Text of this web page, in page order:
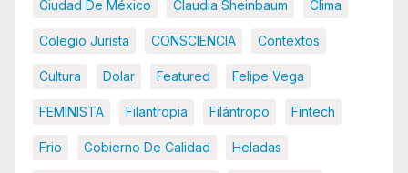
Ciudad De México Claudia Sheinbaum Clima
Colegio Jurista CONSCIENCIA Contextos
Cultura Dolar Featured Felipe Vega
FEMINISTA Filantropia Filántropo Fintech
Frio Gobierno De Calidad Heladas